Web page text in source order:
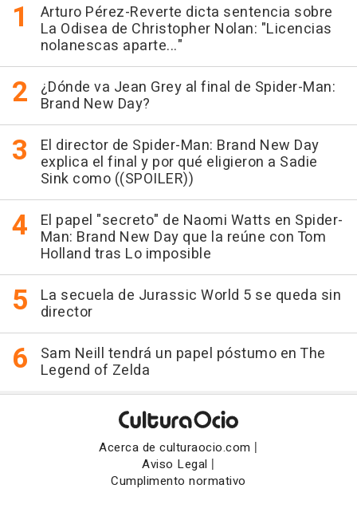
Arturo Pérez-Reverte dicta sentencia sobre
La Odisea de Christopher Nolan: "Licencias
nolanescas aparte..."
¿Dónde va Jean Grey al final de Spider-Man:
Brand New Day?
El director de Spider-Man: Brand New Day
explica el final y por qué eligieron a Sadie
Sink como ((SPOILER))
El papel "secreto" de Naomi Watts en Spider-
Man: Brand New Day que la reúne con Tom
Holland tras Lo imposible
La secuela de Jurassic World 5 se queda sin
director
Sam Neill tendrá un papel póstumo en The
Legend of Zelda
Acerca de culturaocio.com |
Aviso Legal |
Cumplimento normativo